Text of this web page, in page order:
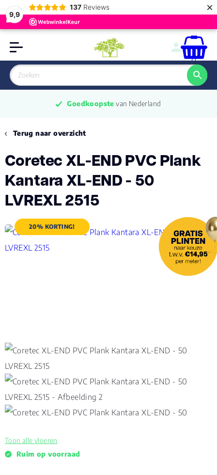
9,9
137 Reviews ×
0
Goedkoopste van Nederland
Terug naar overzicht
Coretec XL-END PVC Plank
Kantara XL-END - 50
LVREXL 2515
20% KORTING!
Toon alle vloeren
Ruim op voorraad